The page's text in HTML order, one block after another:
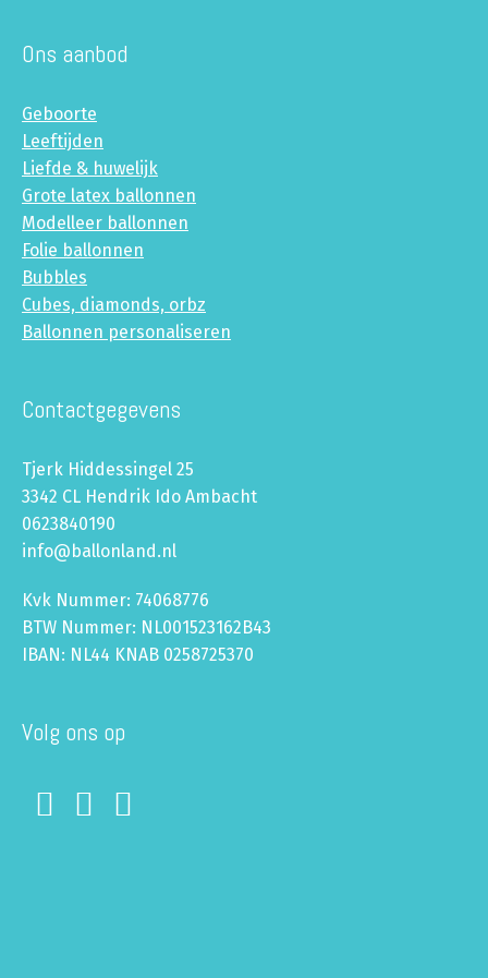
Ons aanbod
Geboorte
Leeftijden
Liefde & huwelijk
Grote latex ballonnen
Modelleer ballonnen
Folie ballonnen
Bubbles
Cubes, diamonds, orbz
Ballonnen personaliseren
Contactgegevens
Tjerk Hiddessingel 25
3342 CL Hendrik Ido Ambacht
0623840190
info@ballonland.nl
Kvk Nummer: 74068776
BTW Nummer: NL001523162B43
IBAN: NL44 KNAB 0258725370
Volg ons op